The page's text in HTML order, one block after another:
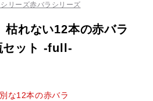
リーズ赤バラシリーズ
枯れない12本の赤バラ
ット ‐full‐
な12本の赤バラ